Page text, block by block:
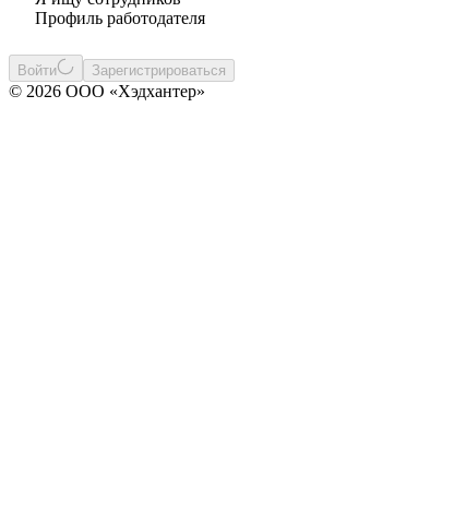
Профиль работодателя
Войти Зарегистрироваться
© 2026 ООО «Хэдхантер»